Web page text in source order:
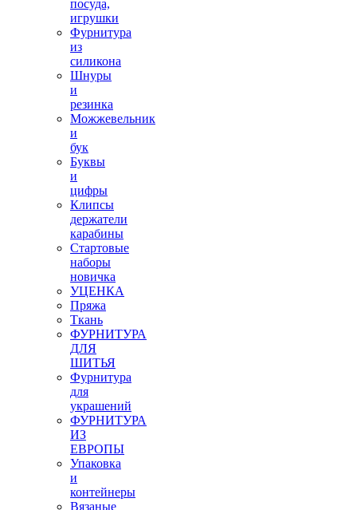
посуда,
игрушки
Фурнитура
из
силикона
Шнуры
и
резинка
Можжевельник
и
бук
Буквы
и
цифры
Клипсы
держатели
карабины
Стартовые
наборы
новичка
УЦЕНКА
Пряжа
Ткань
ФУРНИТУРА
ДЛЯ
ШИТЬЯ
Фурнитура
для
украшений
ФУРНИТУРА
ИЗ
ЕВРОПЫ
Упаковка
и
контейнеры
Вязаные